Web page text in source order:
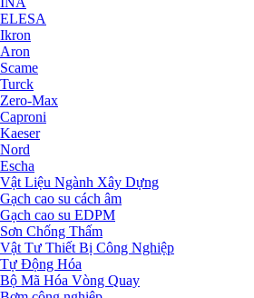
ELESA
Ikron
Aron
Scame
Turck
Zero-Max
Caproni
Kaeser
Nord
Escha
Vật Liệu Ngành Xây Dựng
Gạch cao su cách âm
Gạch cao su EDPM
Sơn Chống Thấm
Vật Tư Thiết Bị Công Nghiệp
Tự Động Hóa
Bộ Mã Hóa Vòng Quay